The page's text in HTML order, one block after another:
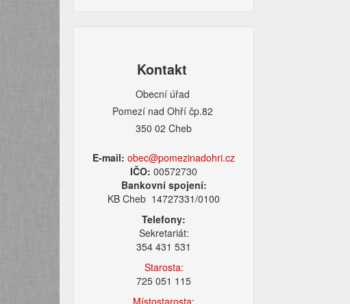
Kontakt
Obecní úřad
Pomezí nad Ohří čp.82
350 02 Cheb
E-mail: obec@pomezinadohri.cz
IČO:00572730
Bankovní spojení:
KB Cheb 14727331/0100
Telefony:
Sekretariát:
354 431 531
Starosta:
725 051 115
Místostarosta: